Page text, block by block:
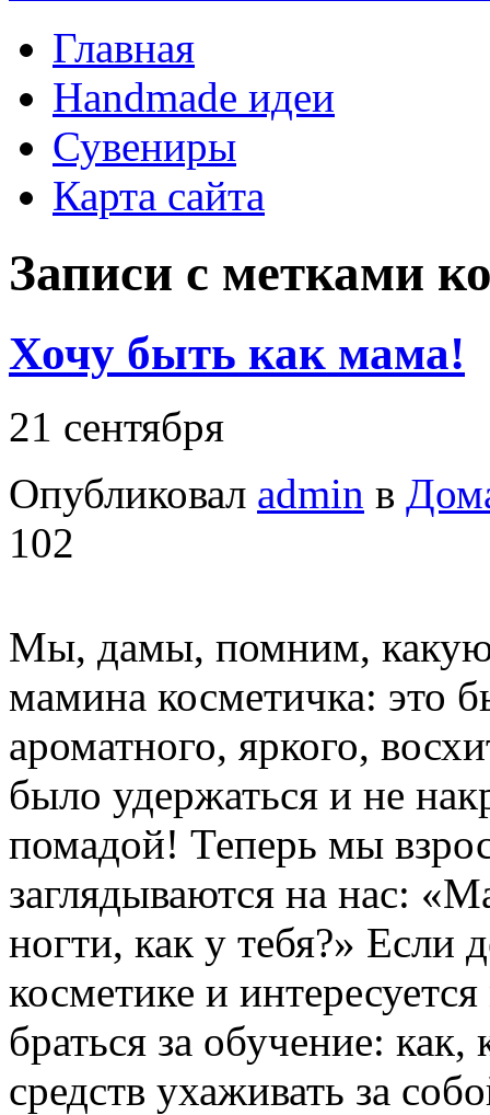
Главная
Handmade идеи
Сувениры
Карта сайта
Записи с метками
Хочу быть как мама!
21 сентября
Опубликовал admin в
102
Мы, дамы, помним, какую
мамина косметичка: это
ароматного, яркого,
было удержаться и не
помадой! Теперь мы
заглядываются на нас:
ногти, как у тебя?» Если
косметике и
браться за обучение:
средств ухаживать за